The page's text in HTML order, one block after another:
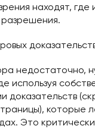
находят, где
недостаточно,
используя
доказательств
которые
Это